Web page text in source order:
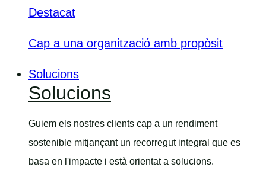
Destacat
Cap a una organització amb propòsit
Solucions
Solucions
Guiem els nostres clients cap a un rendiment
sostenible mitjançant un recorregut integral que es
basa en l'impacte i està orientat a solucions.